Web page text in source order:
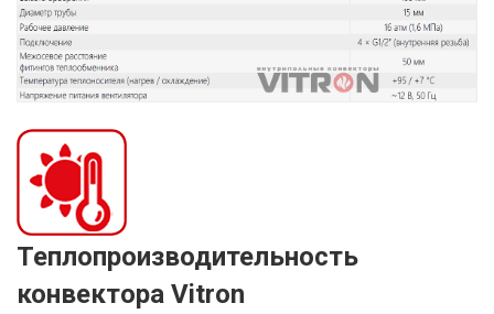
Теплопроизводительность
конвектора Vitron